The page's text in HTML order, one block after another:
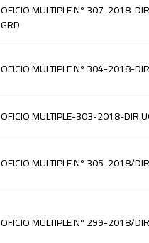
OFICIO MULTIPLE Nº 307-2018-
GRD
OFICIO MULTIPLE Nº 304-2018-
OFICIO MULTIPLE-303-2018-
OFICIO MULTIPLE Nº 305-2018/
OFICIO MULTIPLE Nº 299-2018/